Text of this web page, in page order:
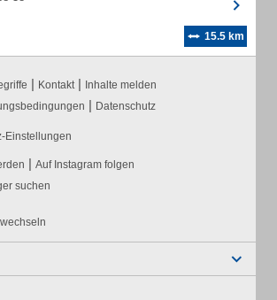
15.5 km
| Kontakt | Inhalte melden
| Datenschutz
Einstellungen
| Auf Instagram folgen
suchen